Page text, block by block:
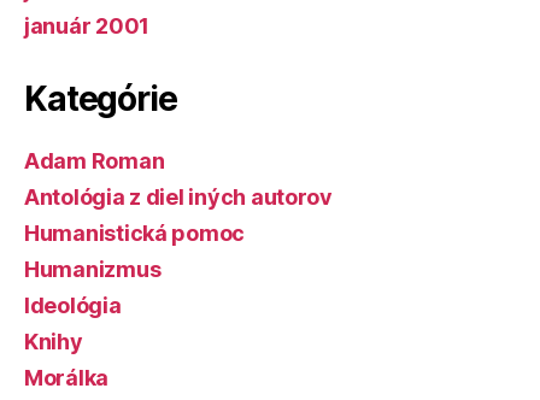
január 2001
Kategórie
Adam Roman
Antológia z diel iných autorov
Humanistická pomoc
Humanizmus
Ideológia
Knihy
Morálka